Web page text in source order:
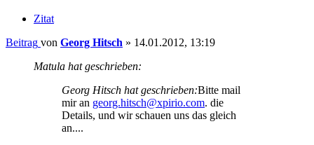
Zitat
Beitrag von Georg Hitsch » 14.01.2012, 13:19
Matula hat geschrieben:
Georg Hitsch hat geschrieben:Bitte mail
mir an georg.hitsch@xpirio.com. die
Details, und wir schauen uns das gleich
an....